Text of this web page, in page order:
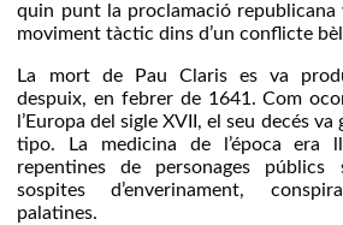
quin punt la proclamació republicana
moviment tàctic dins d’un conflicte
La mort de Pau Claris es va
despuix, en febrer de 1641. Com
l’Europa del sigle XVII, el seu decés
tipo. La medicina de l’época era
repentines de personages
sospites d’enverinament,
palatines.